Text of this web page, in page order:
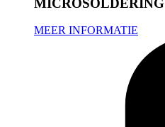
MEER INFORMATIE